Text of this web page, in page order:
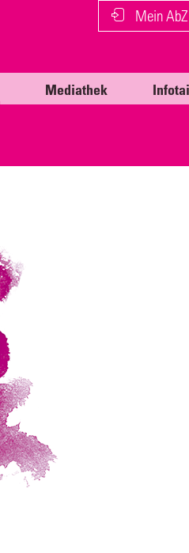
Mein AbZ
Mediathek